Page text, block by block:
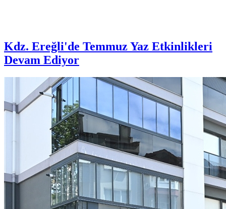
Kdz. Ereğli'de Temmuz Yaz Etkinlikleri
Devam Ediyor